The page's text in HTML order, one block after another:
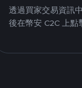
透過買家交易資訊
後在幣安 C2C 上點